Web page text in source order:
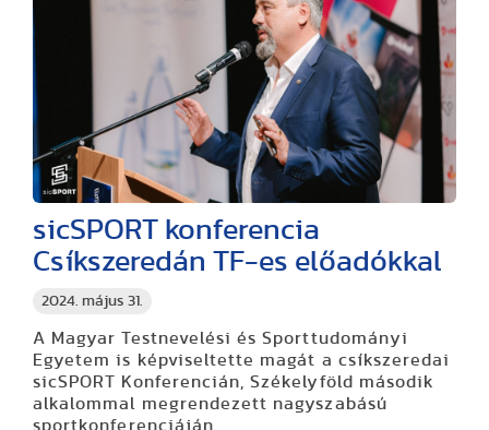
2024. május 31.
sicSPORT konferencia
Csíkszeredán TF-es előadókkal
A Magyar Testnevelési és Sporttudományi
Egyetem is képviseltette magát a csíkszeredai
sicSPORT Konferencián, Székelyföld második
alkalommal megrendezett nagyszabású
sportkonferenciáján.